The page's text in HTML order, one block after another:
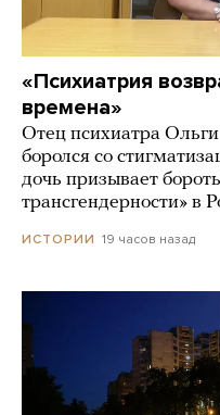
«Психиатрия
времена»
Отец психиатра
боролся со
дочь призывает
трансгендерности» в
ИСТОРИИ 19 часов назад